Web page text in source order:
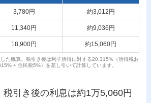
3,780円 約3,012円
11,340円 約9,036円
18,900円 約15,060円
た概算。税引き後は利子所得に対する20.315%（所得税お
+ 住民税5%）を差し引いて計算しています。
税引き後の利息は約1万5,060円